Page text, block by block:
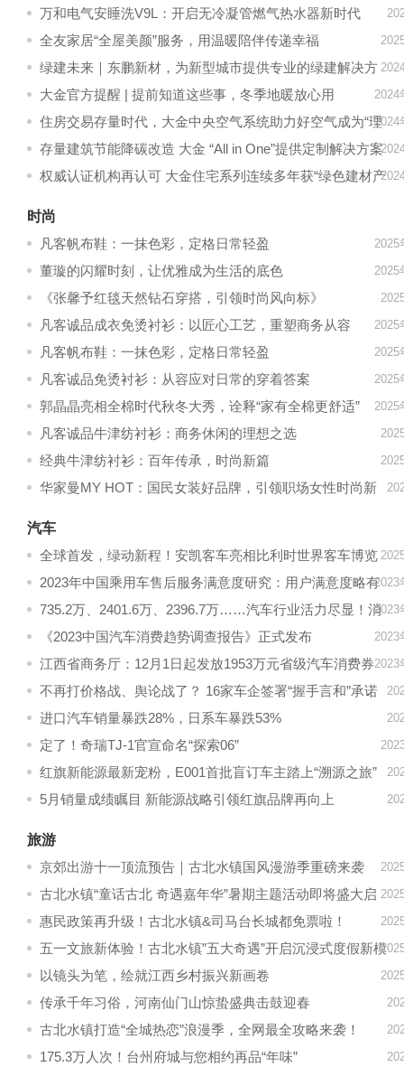
学，打造理想家的模样
万和电气安睡洗V9L：开启无冷凝管燃气热水器新时代
全友家居“全屋美颜”服务，用温暖陪伴传递幸福
绿建未来｜东鹏新材，为新型城市提供专业的绿建解决方
案
大金官方提醒 | 提前知道这些事，冬季地暖放心用 2024
住房交易存量时代，大金中央空气系统助力好空气成为“理
想之家”的标配
2024
存量建筑节能降碳改造 大金 “All in One”提供定制解决方案
权威认证机构再认可 大金住宅系列连续多年获“绿色建材产
时尚
凡客帆布鞋：一抹色彩，定格日常轻盈
2025
董璇的闪耀时刻，让优雅成为生活的底色 2025
《张馨予红毯天然钻石穿搭，引领时尚风向标》
凡客诚品成衣免烫衬衫：以匠心工艺，重塑商务从容 2025
凡客帆布鞋：一抹色彩，定格日常轻盈 2025
凡客诚品免烫衬衫：从容应对日常的穿着答案 2025
郭晶晶亮相全棉时代秋冬大秀，诠释“家有全棉更舒适” 2025
凡客诚品牛津纺衬衫：商务休闲的理想之选
经典牛津纺衬衫：百年传承，时尚新篇
华家曼MY HOT：国民女装好品牌，引领职场女性时尚新
汽车
全球首发，绿动新程！安凯客车亮相比利时世界客车博览
会
2023年中国乘用车售后服务满意度研究：用户满意度略有
提升，年轻消费者体验仍需改善
2023
735.2万、2401.6万、2396.7万……汽车行业活力尽显！消
费热度延续
2023
《2023中国汽车消费趋势调查报告》正式发布 2023
江西省商务厅：12月1日起发放1953万元省级汽车消费券2023
不再打价格战、舆论战了？ 16家车企签署“握手言和”承诺
书
进口汽车销量暴跌28%，日系车暴跌53%
定了！奇瑞TJ-1官宣命名“探索06”
红旗新能源最新宠粉，E001首批盲订车主踏上“溯源之旅”
5月销量成绩瞩目 新能源战略引领红旗品牌再向上
旅游
京郊出游十一顶流预告｜古北水镇国风漫游季重磅来袭
古北水镇“童话古北 奇遇嘉年华”暑期主题活动即将盛大启
幕
惠民政策再升级！古北水镇&司马台长城都免票啦！
五一文旅新体验！古北水镇”五大奇遇”开启沉浸式度假新模
式
以镜头为笔，绘就江西乡村振兴新画卷
传承千年习俗，河南仙门山惊蛰盛典击鼓迎春
古北水镇打造“全城热恋”浪漫季，全网最全攻略来袭！
175.3万人次！台州府城与您相约再品“年味”